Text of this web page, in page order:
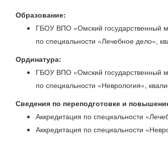
Образование:
ГБОУ ВПО «Омский государственный
по специальности «Лечебное дело»,
Ординатура:
ГБОУ ВПО «Омский государственный
по специальности «Неврология»,
Сведения по переподготовке и
Аккредитация по специальности
Аккредитация по специальности